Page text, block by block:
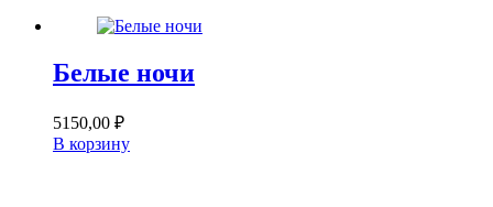
Белые ночи
5150,00 ₽
В корзину